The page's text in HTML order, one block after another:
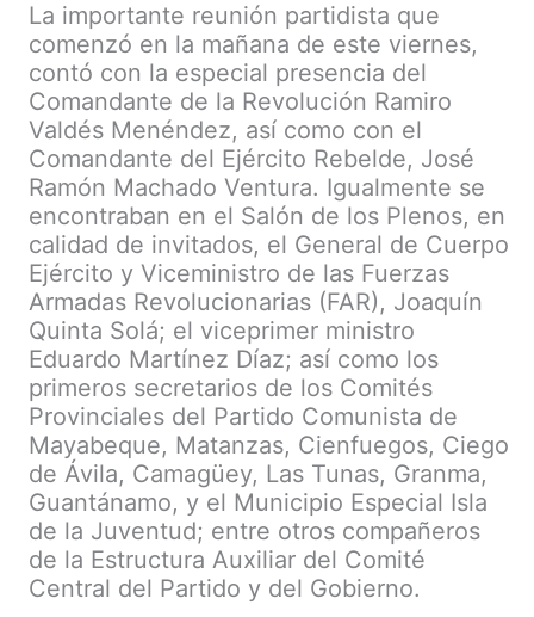
La importante reunión partidista que
comenzó en la mañana de este viernes,
contó con la especial presencia del
Comandante de la Revolución Ramiro
Valdés Menéndez, así como con el
Comandante del Ejército Rebelde, José
Ramón Machado Ventura. Igualmente se
encontraban en el Salón de los Plenos, en
calidad de invitados, el General de Cuerpo
Ejército y Viceministro de las Fuerzas
Armadas Revolucionarias (FAR), Joaquín
Quinta Solá; el viceprimer ministro
Eduardo Martínez Díaz; así como los
primeros secretarios de los Comités
Provinciales del Partido Comunista de
Mayabeque, Matanzas, Cienfuegos, Ciego
de Ávila, Camagüey, Las Tunas, Granma,
Guantánamo, y el Municipio Especial Isla
de la Juventud; entre otros compañeros
de la Estructura Auxiliar del Comité
Central del Partido y del Gobierno.